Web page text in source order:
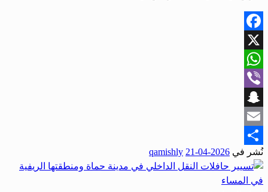
Facebook
X
WhatsApp
Viber
Snapchat
Email
Share
نُشر في 2026-04-21
qamishly